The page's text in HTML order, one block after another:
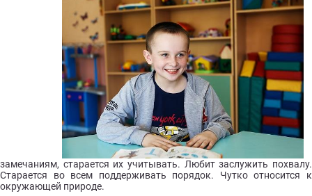
замечаниям, старается их учитывать. Любит заслужить похвалу.
Старается во всем поддерживать порядок. Чутко относится к
окружающей природе.